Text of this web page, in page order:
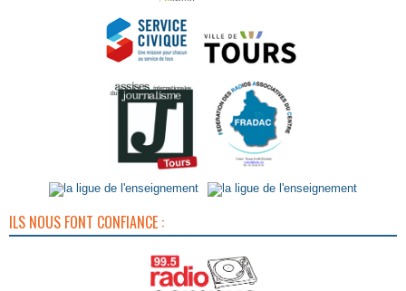
ILS NOUS FONT CONFIANCE :